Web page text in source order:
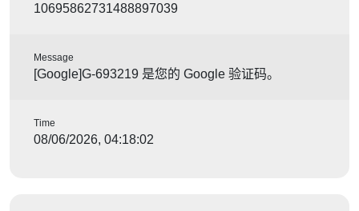
10695862731488897039
Message
[Google]G-693219 是您的 Google 验证码。
Time
08/06/2026, 04:18:02